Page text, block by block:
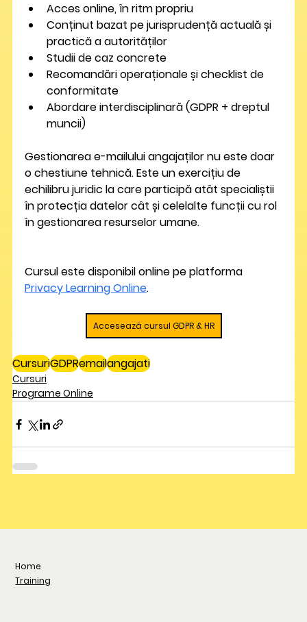
Acces online, în ritm propriu
Conținut bazat pe jurisprudență actuală și
practică a autorităților
Studii de caz concrete
Recomandări operaționale și checklist de
conformitate
Abordare interdisciplinară (GDPR + dreptul
muncii)
Gestionarea e-mailului angajaților nu este doar
o chestiune tehnică. Este un exercițiu de
echilibru juridic la care participă atât specialiștii
în protecția datelor cât și celelalte funcții cu rol
în gestionarea resurselor umane.
Cursul este disponibil online pe platforma
Privacy Learning Online.
Accesează cursul GDPR & HR
CursuriGDPRemailangajati
Cursuri
Programe Online
Home
Training